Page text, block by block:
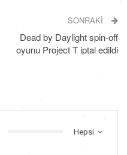
SONRAKI
Dead by Daylight spin-off
oyunu Project T iptal edildi
Hepsi